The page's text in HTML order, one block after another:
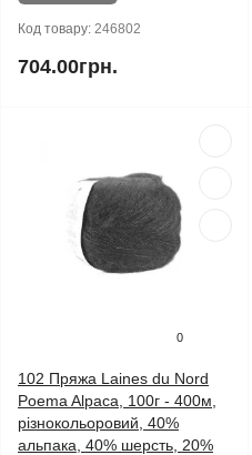
Код товару: 246802
704.00грн.
0
102 Пряжа Laines du Nord
Poema Alpaca, 100г - 400м,
різнокольоровий, 40%
альпака, 40% шерсть, 20%